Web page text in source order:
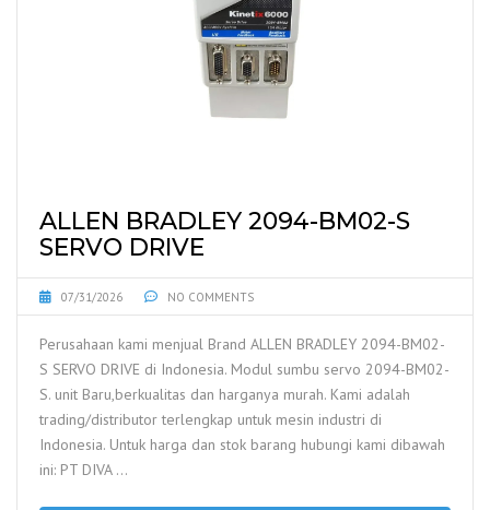
ALLEN BRADLEY 2094-BM02-S
SERVO DRIVE
07/31/2026 NO COMMENTS
Perusahaan kami menjual Brand ALLEN BRADLEY 2094-BM02-
S SERVO DRIVE di Indonesia. Modul sumbu servo 2094-BM02-
S. unit Baru,berkualitas dan harganya murah. Kami adalah
trading/distributor terlengkap untuk mesin industri di
Indonesia. Untuk harga dan stok barang hubungi kami dibawah
ini: PT DIVA …